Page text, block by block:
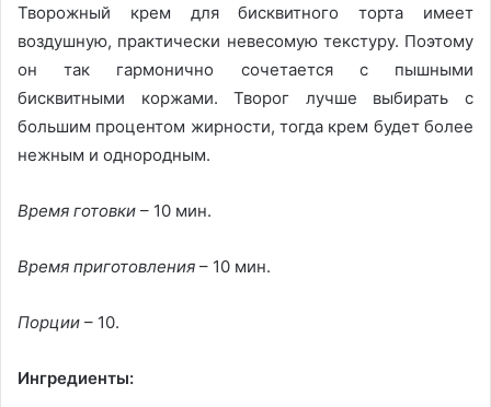
Творожный крем для бисквитного торта имеет
воздушную, практически невесомую текстуру. Поэтому
он так гармонично сочетается с пышными
бисквитными коржами. Творог лучше выбирать с
большим процентом жирности, тогда крем будет более
нежным и однородным.
Время готовки – 10 мин.
Время приготовления – 10 мин.
Порции – 10.
Ингредиенты: